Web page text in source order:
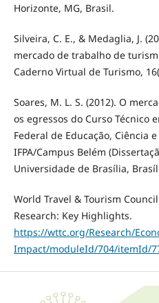
Horizonte, MG, Brasil.
Silveira, C. E., & Medaglia, J.
mercado de trabalho de
Caderno Virtual de Turismo,
Soares, M. L. S. (2012). O
os egressos do Curso Técnico
Federal de Educação, Ciência
IFPA/Campus Belém
Universidade de Brasília,
World Travel & Tourism
Research: Key Highlights.
https://wttc.org/Research/
Impact/moduleId/704/itemId/